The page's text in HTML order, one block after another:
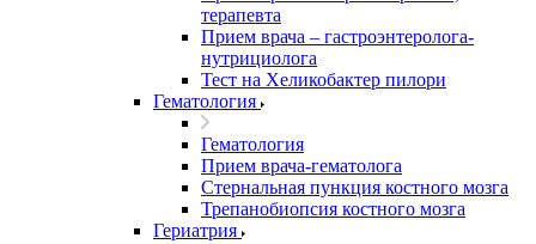
терапевта
Прием врача – гастроэнтеролога-
нутрициолога
Тест на Хеликобактер пилори
Гематология
Гематология
Прием врача-гематолога
Стернальная пункция костного мозга
Трепанобиопсия костного мозга
Гериатрия